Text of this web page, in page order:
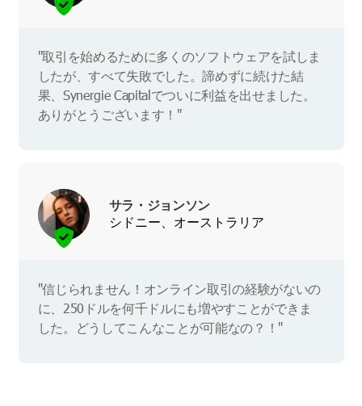
"取引を始めるために多くのソフトウェアを試しま
したが、すべて失敗でした。諦めずに続けた結
果、Synergie Capitalでついに利益を出せました。
ありがとうございます！"
サラ・ジョンソン
シドニー、オーストラリア
"信じられません！オンライン取引の経験がないの
に、250ドルを何千ドルにも増やすことができま
した。どうしてこんなことが可能なの？！"